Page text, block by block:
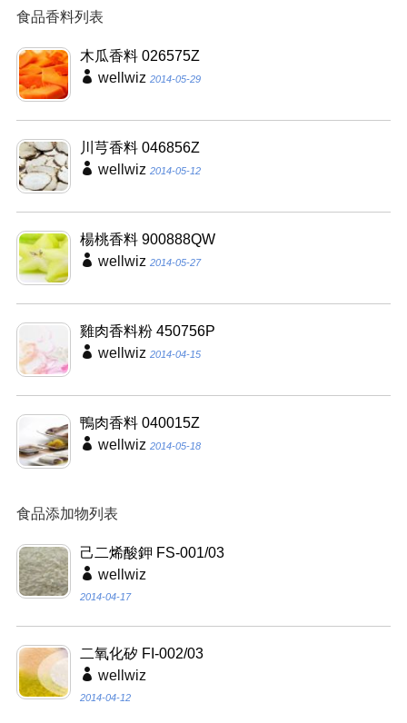
食品香料列表
木瓜香料 026575Z
wellwiz 2014-05-29
川芎香料 046856Z
wellwiz 2014-05-12
楊桃香料 900888QW
wellwiz 2014-05-27
雞肉香料粉 450756P
wellwiz 2014-04-15
鴨肉香料 040015Z
wellwiz 2014-05-18
食品添加物列表
己二烯酸鉀 FS-001/03
wellwiz
2014-04-17
二氧化矽 FI-002/03
wellwiz
2014-04-12